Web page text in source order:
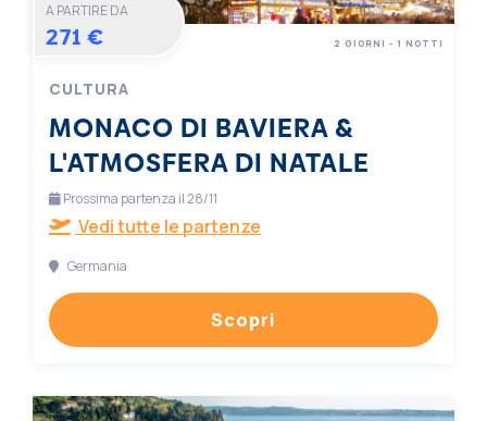
A PARTIRE DA
271 €
CULTURA
MONACO DI BAVIERA &
L'ATMOSFERA DI NATALE
2 GIORNI - 1 NOTTI
Prossima partenza il 28/11
Vedi tutte le partenze
Germania
Scopri